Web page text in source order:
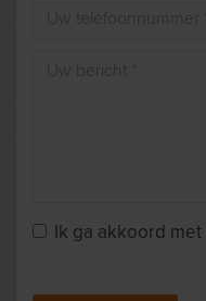
Ik ga akkoord met